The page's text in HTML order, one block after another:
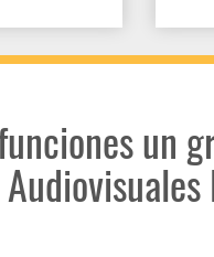
un